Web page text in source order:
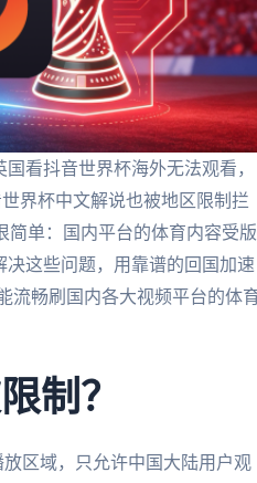
看抖音世界杯海外无法观看，
界杯中文解说也被地区限制拦
单：国内平台的体育内容受版
这些问题，用靠谱的回国加速
流畅刷国内各大视频平台的体
制？
区域，只允许中国大陆用户观